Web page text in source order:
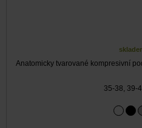
Anatomicky tvarované kompresivní
35-38, 39-